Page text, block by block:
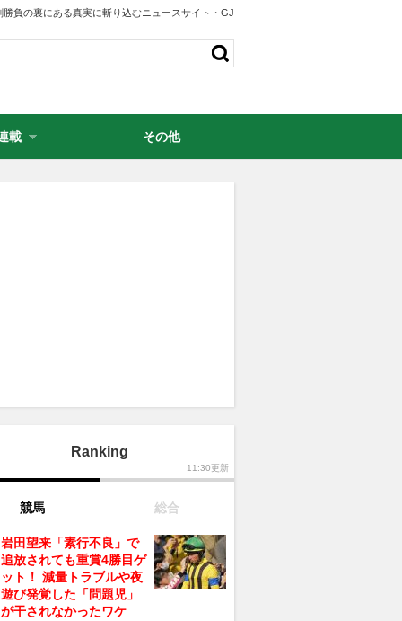
勝負の裏にある真実に斬り込むニュースサイト・GJ
Ranking
11:30更新
競馬 総合
岩田望来「素行不良」で
追放されても重賞4勝目ゲ
ット！ 減量トラブルや夜
遊び発覚した「問題児」
が干されなかったワケ
載 その他